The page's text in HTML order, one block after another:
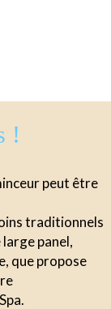
!
peut être
traditionnels
panel,
que propose